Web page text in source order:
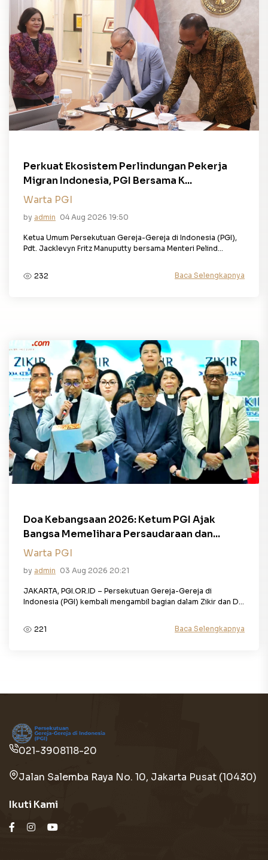
Perkuat Ekosistem Perlindungan Pekerja
Migran Indonesia, PGI Bersama K...
Warta PGI
by admin 04 Aug 2026 19:50
Ketua Umum Persekutuan Gereja-Gereja di Indonesia (PGI),
Pdt. Jacklevyn Fritz Manuputty bersama Menteri Pelind...
232 Baca Selengkapnya
Doa Kebangsaan 2026: Ketum PGI Ajak
Bangsa Memelihara Persaudaraan dan...
Warta PGI
by admin 03 Aug 2026 20:21
JAKARTA, PGI.OR.ID – Persekutuan Gereja-Gereja di
Indonesia (PGI) kembali mengambil bagian dalam Zikir dan D...
221 Baca Selengkapnya
021-3908118-20
Jalan Salemba Raya No. 10, Jakarta Pusat (10430)
Ikuti Kami